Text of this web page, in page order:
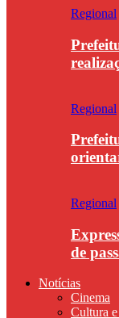
Regional
Regional
Regional
de
Notícias
Cinema
Cultura